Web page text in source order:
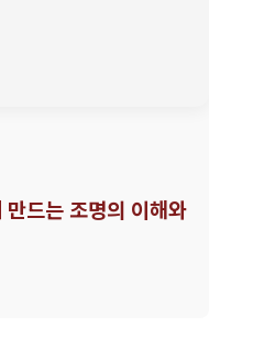
드는 조명의 이해와